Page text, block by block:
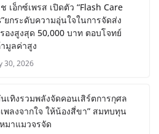
เอ็กซ์เพรส เปิดตัว “Flash Care
ยกระดับความอุ่นใจในการจัดส่ง
องสูงสุด 50,000 บาท ตอบโจทย์
มูลค่าสูง
30, 2026
เทิงรวมพลังจัดคอนเสิร์ตการกุศล
เพลงจากใจ ให้น้องสี่ขา” สมทบทุน
มาแมวจรจัด